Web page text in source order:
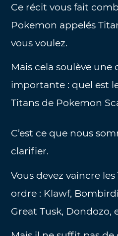
Ce récit vous fait
Pokemon appelés
vous voulez.
Mais cela soulève une
importante : quel est
Titans de Pokemon
C’est ce que nous
clarifier.
Vous devez vaincre
ordre : Klawf,
Great Tusk, Dondozo,